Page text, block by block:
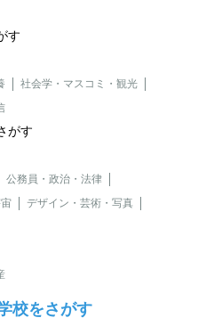
す
社会学・マスコミ・観光
がす
公務員・政治・法律
デザイン・芸術・写真
校をさがす